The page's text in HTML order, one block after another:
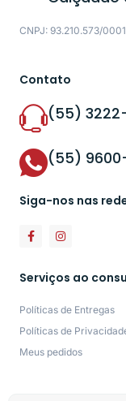
CNPJ: 93.210.573/
Contato
(55)
(55)
Siga-nos nas
Serviços ao
Políticas de Entregas
Políticas de
Meus pedidos